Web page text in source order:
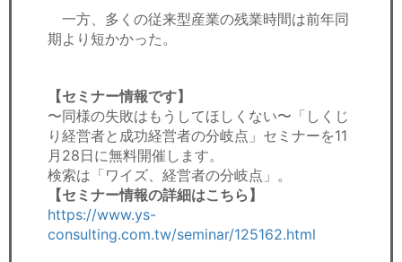
一方、多くの従来型産業の残業時間は前年同
期より短かかった。
【セミナー情報です】
〜同様の失敗はもうしてほしくない〜「しくじ
り経営者と成功経営者の分岐点」セミナーを11
月28日に無料開催します。
検索は「ワイズ、経営者の分岐点」。
【セミナー情報の詳細はこちら】
https://www.ys-
consulting.com.tw/seminar/125162.html